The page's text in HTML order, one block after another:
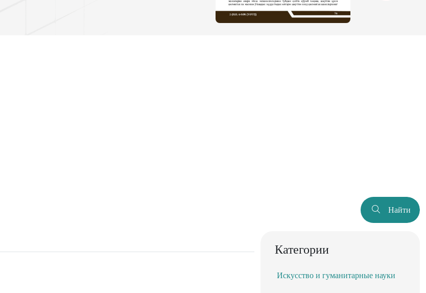
Найти
Категории
Искусство и гуманитарные науки